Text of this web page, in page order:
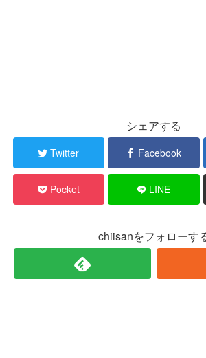
シェアする
Twitter Facebook
Pocket LINE
chiisanをフォローす